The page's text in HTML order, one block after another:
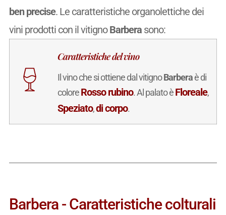
ben precise. Le caratteristiche organolettiche dei
vini prodotti con il vitignoBarberasono:
Caratteristiche del vino
Il vino che si ottiene dal vitignoBarberaè di
coloreRosso rubino. Al palato èFloreale,
Speziato,di corpo.
Barbera - Caratteristiche colturali